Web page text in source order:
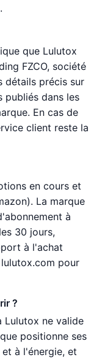
que Lulutox
FZCO, société
détails précis sur
publiés dans les
En cas de
client reste la
en cours et
La marque
à
30 jours,
à l'achat
pour
?
Lulutox ne valide
positionne ses
à l'énergie, et